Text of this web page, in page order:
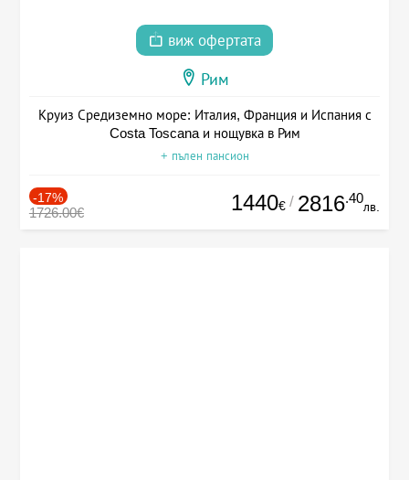
виж офертата
Рим
Круиз Средиземно море: Италия, Франция и Испания с
Costa Toscana и нощувка в Рим
+ пълен пансион
-17%
1726.00€ 1440€ / 2816.40
лв.